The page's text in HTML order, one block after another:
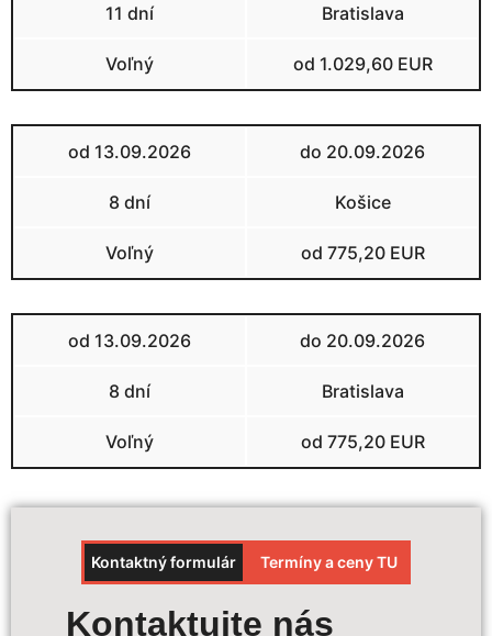
11 dní Bratislava
Voľný od 1.029,60 EUR
od 13.09.2026 do 20.09.2026
8 dní Košice
Voľný od 775,20 EUR
od 13.09.2026 do 20.09.2026
8 dní Bratislava
Voľný od 775,20 EUR
Kontaktný formulár Termíny a ceny TU
Kontaktujte nás
Výpočet ceny